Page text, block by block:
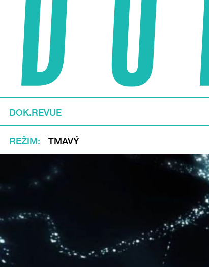
DOK.REVUE
REŽIM TMAVÝ